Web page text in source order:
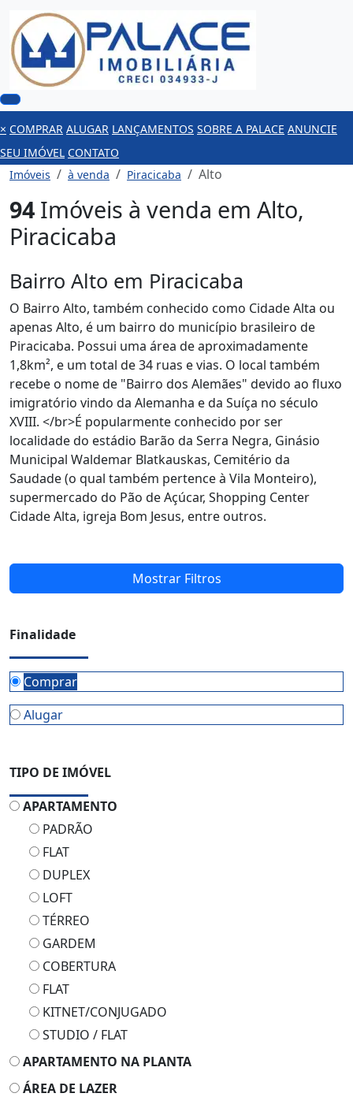
× COMPRAR ALUGAR LANÇAMENTOS SOBRE A PALACE ANUNCIE
SEU IMÓVEL CONTATO
Imóveis
à venda Piracicaba Alto
94 Imóveis à venda em Alto,
Piracicaba
Bairro Alto em Piracicaba
O Bairro Alto, também conhecido como Cidade Alta ou
apenas Alto, é um bairro do município brasileiro de
Piracicaba. Possui uma área de aproximadamente
1,8km², e um total de 34 ruas e vias. O local também
recebe o nome de "Bairro dos Alemães" devido ao fluxo
imigratório vindo da Alemanha e da Suíça no século
XVIII. </br>É popularmente conhecido por ser
localidade do estádio Barão da Serra Negra, Ginásio
Municipal Waldemar Blatkauskas, Cemitério da
Saudade (o qual também pertence à Vila Monteiro),
supermercado do Pão de Açúcar, Shopping Center
Cidade Alta, igreja Bom Jesus, entre outros.
Mostrar Filtros
Finalidade
Comprar
Alugar
TIPO DE IMÓVEL
APARTAMENTO
PADRÃO
FLAT
DUPLEX
LOFT
TÉRREO
GARDEM
COBERTURA
FLAT
KITNET/CONJUGADO
STUDIO / FLAT
APARTAMENTO NA PLANTA
ÁREA DE LAZER